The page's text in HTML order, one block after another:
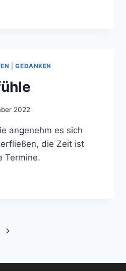
|GEDANKEN
2022
angenehm es sich
die Zeit ist
Termine.
Nächste